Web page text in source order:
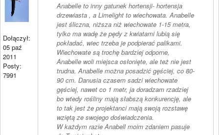
Dołączył:
05 paź
2011
Posty:
7991
Anabelle to inny gatunek hortensji- hortensja
drzewiasta , a Limelight to wiechowata. Anabelle
jest śliczna, niższa niż wiechowate 1-15 metra,
tylko ma wadę że pędy z kwiatami lubią się
pokładać, wiec trzeba je podpierać palikami.
Wiechowate są trochę bardziej odporne,
Anabelle woli miejsca osłonięte, ale też nie jest
trudna. Anabelle można posadzić gęściej, co 80-
90 cm. Danusia czasem sadzi wiechowate
gęściej, nawet co 1 metr, ja doradzam rzadziej
bo wtedy rośliny mają słabszą konkurencję, ale
to tak jest że projektanci mają swoją rozstawę
wziętą ze swojego doświadczenia.
W każdym razie Anabell moim zdaniem pasuje